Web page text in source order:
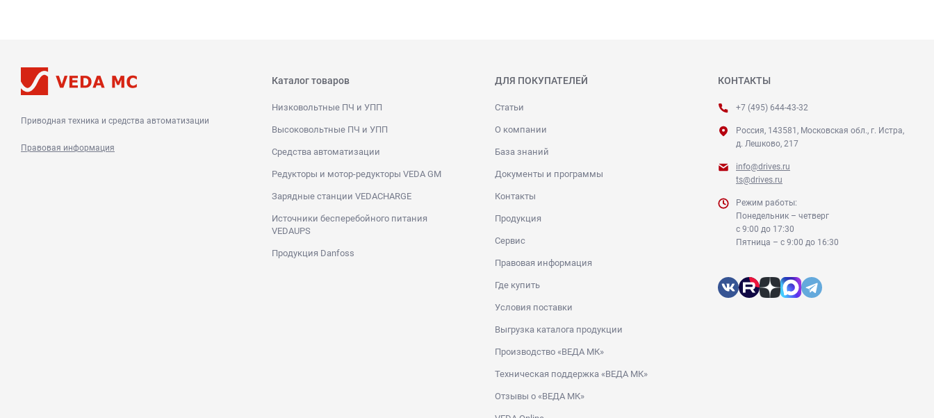
Приводная техника и средства автоматизации
Правовая информация
Каталог товаров
Низковольтные ПЧ и УПП
Высоковольтные ПЧ и УПП
Средства автоматизации
Редукторы и мотор-редукторы VEDA GM
Зарядные станции VEDACHARGE
Источники бесперебойного питания
VEDAUPS
Продукция Danfoss
ДЛЯ ПОКУПАТЕЛЕЙ
Статьи
О компании
База знаний
Документы и программы
Контакты
Продукция
Сервис
Правовая информация
Где купить
Условия поставки
Выгрузка каталога продукции
Производство «ВЕДА МК»
Техническая поддержка «ВЕДА МК»
Отзывы о «ВЕДА МК»
КОНТАКТЫ
+7 (495) 644-43-32
Россия, 143581, Московская обл., г. Истра,
д. Лешково, 217
info@drives.ru
ts@drives.ru
Режим работы:
Понедельник – четверг
с 9:00 до 17:30
Пятница – с 9:00 до 16:30